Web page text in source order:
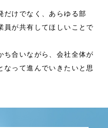
だけでなく、あらゆる部
員が共有してほしいことで
ち合いながら、会社全体が
なって進んでいきたいと思